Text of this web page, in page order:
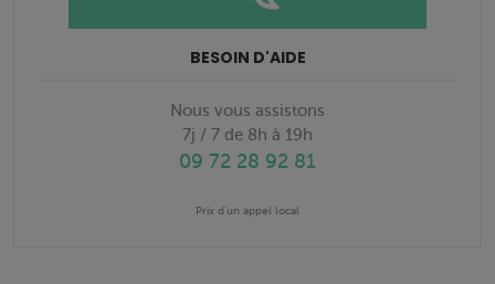
BESOIN D'AIDE
Nous vous assistons
7j / 7 de 8h à 19h
09 72 28 92 81
Prix d'un appel local